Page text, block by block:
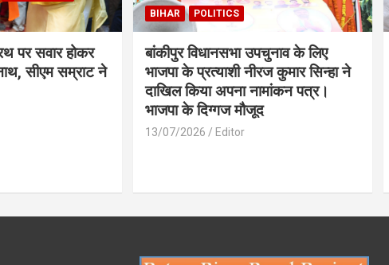
पर सवार होकर
सीएम सम्राट ने
BIHAR POLITICS
बांकीपुर विधानसभा उपचुनाव के लिए
भाजपा के प्रत्याशी नीरज कुमार सिन्हा ने
दाखिल किया अपना नामांकन पत्र।
भाजपा के दिग्गज मौजूद
13/07/2026 Editor